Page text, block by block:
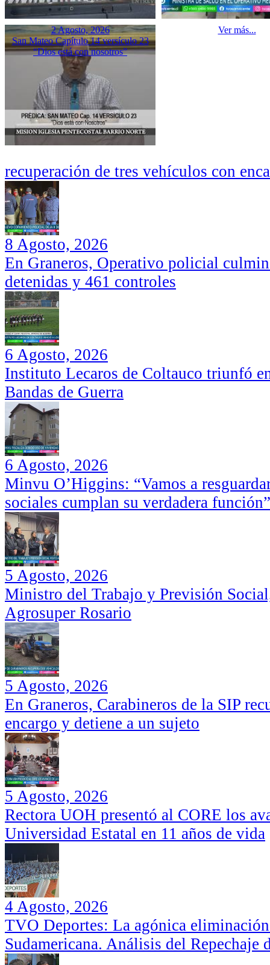
2 Agosto, 2026
San Mateo Capítulo 14 versículo 23
“Dios está con nosotros”
Ver más...
recuperación de tres vehículos con
8 Agosto, 2026
En Graneros, Operativo policial
detenidas y 461 controles
6 Agosto, 2026
Instituto Lecaros de Coltauco triunfó
Bandas de Guerra
6 Agosto, 2026
Minvu O’Higgins: “Vamos a
sociales cumplan su verdadera función”
5 Agosto, 2026
Ministro del Trabajo y Previsión
Agrosuper Rosario
5 Agosto, 2026
En Graneros, Carabineros de la SIP
encargo y detiene a un sujeto
5 Agosto, 2026
Rectora UOH presentó al CORE los
Universidad Estatal en 11 años de vida
4 Agosto, 2026
TVO Deportes: La agónica
Sudamericana. Análisis del Repechaje